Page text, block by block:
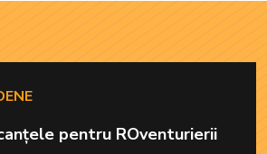
pentru ROventurierii